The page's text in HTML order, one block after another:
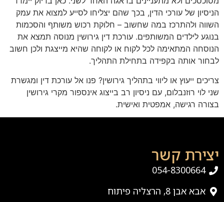
הניסיון של עורכי הדין, בכך שהם יצליחו לסייע למצוא את עמק
השווה ולהתרכז במה שחשוב – חלוקת רכוש משותף והסכמות
בנוגע לילדים המשותפים. עורכת דין גירושין מנוסה תמצא את
הנוסחה המתאימה לכל לקוח או לקוחה שהיא מייצגת ולכן חשוב
לבחור אותה בקפידה בתחילת התהליך.
צריכים ייעוץ או ליווי בתהליך גירושין? פנו אל עורכת דין ומגשרת
שני לוי רוזנבלום, עם ניסיון רב בייצוג אינספור מקרי גירושין
בצורה רגישה, אמפטית ואישית.
יצירת קשר
054-8300664
אבא אבן 8, הרצליה פיתוח